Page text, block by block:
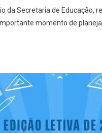
da Secretaria de Educação,
momento de